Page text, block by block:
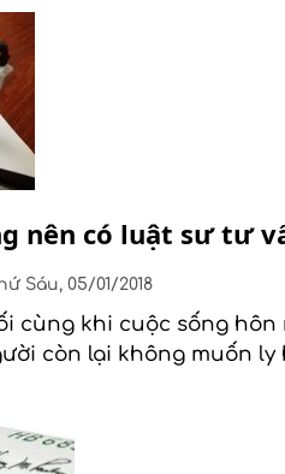
nên có luật sư tư
Sáu, 05/01/2018
cùng khi cuộc sống
còn lại không muốn